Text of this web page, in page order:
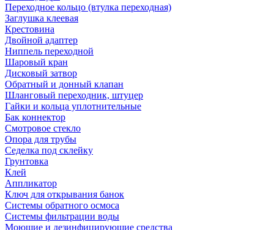
Переходное кольцо (втулка переходная)
Заглушка клеевая
Крестовина
Двойной адаптер
Ниппель переходной
Шаровый кран
Дисковый затвор
Обратный и донный клапан
Шланговый переходник, штуцер
Гайки и кольца уплотнительные
Бак коннектор
Смотровое стекло
Опора для трубы
Седелка под склейку
Грунтовка
Клей
Аппликатор
Ключ для открывания банок
Системы обратного осмоса
Системы фильтрации воды
Моющие и дезинфицирующие средства